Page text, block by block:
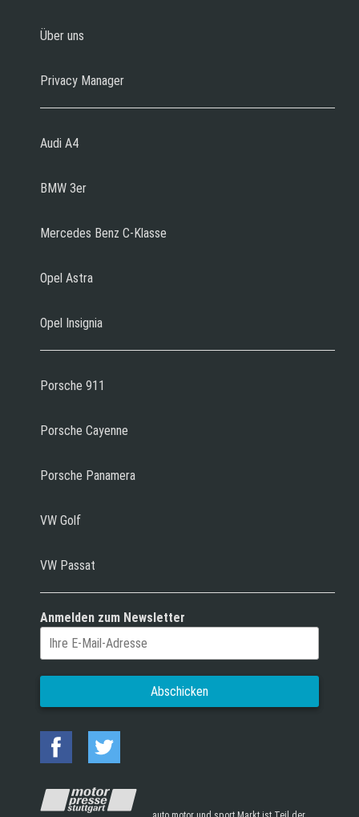
Über uns
Privacy Manager
Audi A4
BMW 3er
Mercedes Benz C-Klasse
Opel Astra
Opel Insignia
Porsche 911
Porsche Cayenne
Porsche Panamera
VW Golf
VW Passat
Anmelden zum Newsletter